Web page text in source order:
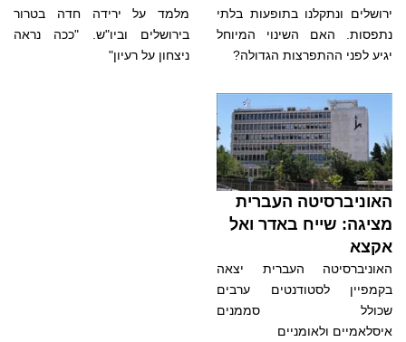
ירושלים ונתקלנו בתופעות בלתי
נתפסות. האם השינוי המיוחל
יגיע לפני ההתפרצות הגדולה?
מלמד על ירידה חדה בטרור
בירושלים וביו"ש. "ככה נראה
ניצחון על רעיון"
האוניברסיטה העברית
מציגה: שייח באדר ואל
אקצא
האוניברסיטה העברית יצאה
בקמפיין לסטודנטים ערבים
שכולל סממנים
איסלאמיים ולאומניים